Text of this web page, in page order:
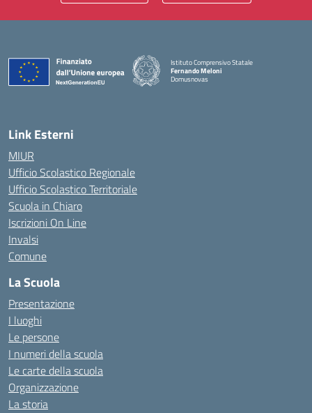
Istituto Comprensivo Statale
Fernando Meloni
Domusnovas
Link Esterni
MIUR
Ufficio Scolastico Regionale
Ufficio Scolastico Territoriale
Scuola in Chiaro
Iscrizioni On Line
Invalsi
Comune
La Scuola
Presentazione
I luoghi
Le persone
I numeri della scuola
Le carte della scuola
Organizzazione
La storia